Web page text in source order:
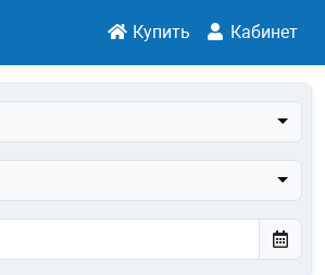
Купить Кабинет